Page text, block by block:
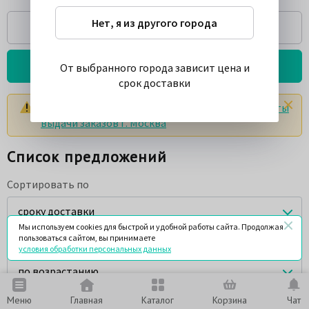
Меню Главная Каталог Корзина Чат
Спросить
Подробнее о товаре
пункты
выдачи заказов г. Москва
Список предложений
Сортировать по
сроку доставки
Порядок сортировки
по возрастанию
Нет, я из другого города
От выбранного города зависит цена и
срок доставки
Мы используем cookies для быстрой и удобной работы сайта. Продолжая
пользоваться сайтом, вы принимаете
условия обработки персональных данных